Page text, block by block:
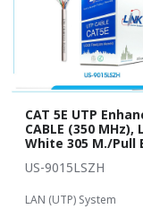
CAT 5E UTP
CABLE (350 MHz),
White 305 M./Pull
US-9015LSZH
LAN (UTP) System